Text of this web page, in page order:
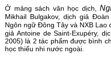
Ở mảng sách văn học dịch,
Mikhail Bulgakov, dịch giả
Ngôn ngữ Đông Tây và NXB Lao
giả Antoine de Saint-Exupéry,
2005) là 2 tác phẩm được bình
học thiếu nhi nước ngoài.